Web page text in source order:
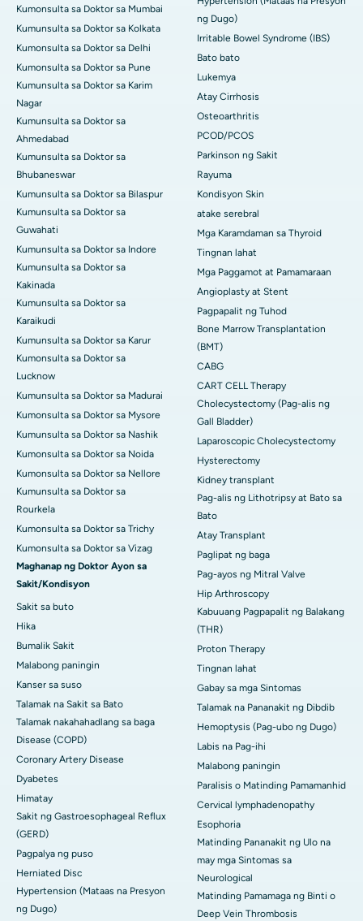
Kumonsulta sa Doktor sa Mumbai
Kumunsulta sa Doktor sa Kolkata
Kumonsulta sa Doktor sa Delhi
Kumonsulta sa Doktor sa Pune
Kumunsulta sa Doktor sa Karim
Nagar
Kumunsulta sa Doktor sa
Ahmedabad
Kumunsulta sa Doktor sa
Bhubaneswar
Kumunsulta sa Doktor sa Bilaspur
Kumunsulta sa Doktor sa
Guwahati
Kumunsulta sa Doktor sa Indore
Kumunsulta sa Doktor sa
Kakinada
Kumunsulta sa Doktor sa
Karaikudi
Kumunsulta sa Doktor sa Karur
Kumonsulta sa Doktor sa
Lucknow
Kumunsulta sa Doktor sa Madurai
Kumonsulta sa Doktor sa Mysore
Kumunsulta sa Doktor sa Nashik
Kumonsulta sa Doktor sa Noida
Kumonsulta sa Doktor sa Nellore
Kumunsulta sa Doktor sa
Rourkela
Kumonsulta sa Doktor sa Trichy
Kumonsulta sa Doktor sa Vizag
Maghanap ng Doktor Ayon sa
Sakit/Kondisyon
Sakit sa buto
Hika
Bumalik Sakit
Malabong paningin
Kanser sa suso
Talamak na Sakit sa Bato
Talamak nakahahadlang sa baga
Disease (COPD)
Coronary Artery Disease
Dyabetes
Himatay
Sakit ng Gastroesophageal Reflux
(GERD)
Pagpalya ng puso
Herniated Disc
Hypertension (Mataas na Presyon
ng Dugo)
ng Dugo)
Irritable Bowel Syndrome (IBS)
Bato bato
Lukemya
Atay Cirrhosis
Osteoarthritis
PCOD/PCOS
Parkinson ng Sakit
Rayuma
Kondisyon Skin
atake serebral
Mga Karamdaman sa Thyroid
Tingnan lahat
Mga Paggamot at Pamamaraan
Angioplasty at Stent
Pagpapalit ng Tuhod
Bone Marrow Transplantation
(BMT)
CABG
CART CELL Therapy
Cholecystectomy (Pag-alis ng
Gall Bladder)
Laparoscopic Cholecystectomy
Hysterectomy
Kidney transplant
Pag-alis ng Lithotripsy at Bato sa
Bato
Atay Transplant
Paglipat ng baga
Pag-ayos ng Mitral Valve
Hip Arthroscopy
Kabuuang Pagpapalit ng Balakang
(THR)
Proton Therapy
Tingnan lahat
Gabay sa mga Sintomas
Talamak na Pananakit ng Dibdib
Hemoptysis (Pag-ubo ng Dugo)
Labis na Pag-ihi
Malabong paningin
Paralisis o Matinding Pamamanhid
Cervical lymphadenopathy
Esophoria
Matinding Pananakit ng Ulo na
may mga Sintomas sa
Neurological
Matinding Pamamaga ng Binti o
Deep Vein Thrombosis